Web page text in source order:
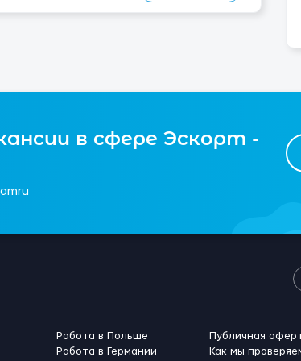
в сфере Эскорт -
Работа в Польше
Работа в Германии
Публичная
Как мы